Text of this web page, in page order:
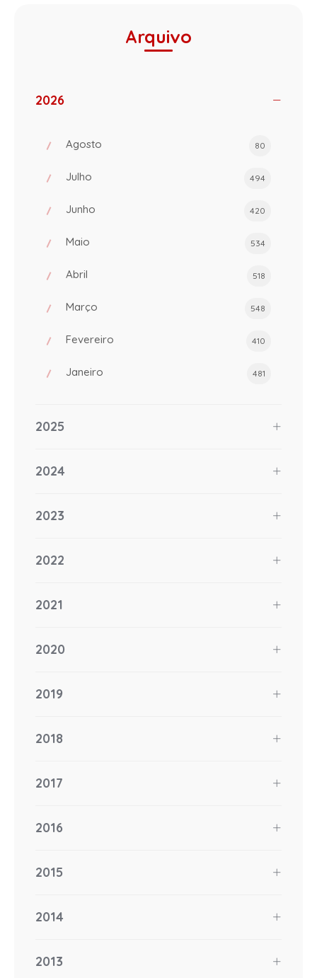
Arquivo
2026
Agosto 80
Julho 494
Junho 420
Maio 534
Abril 518
Março 548
Fevereiro 410
Janeiro 481
2025
2024
2023
2022
2021
2020
2019
2018
2017
2016
2015
2014
2013